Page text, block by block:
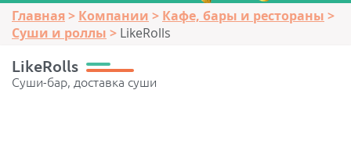
Главная Компании
Кафе, бары и рестораны
Суши и роллы
LikeRolls
LikeRolls
Суши-бар, доставка суши